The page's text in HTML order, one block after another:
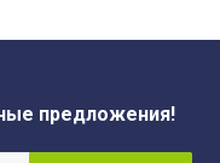
предложения!